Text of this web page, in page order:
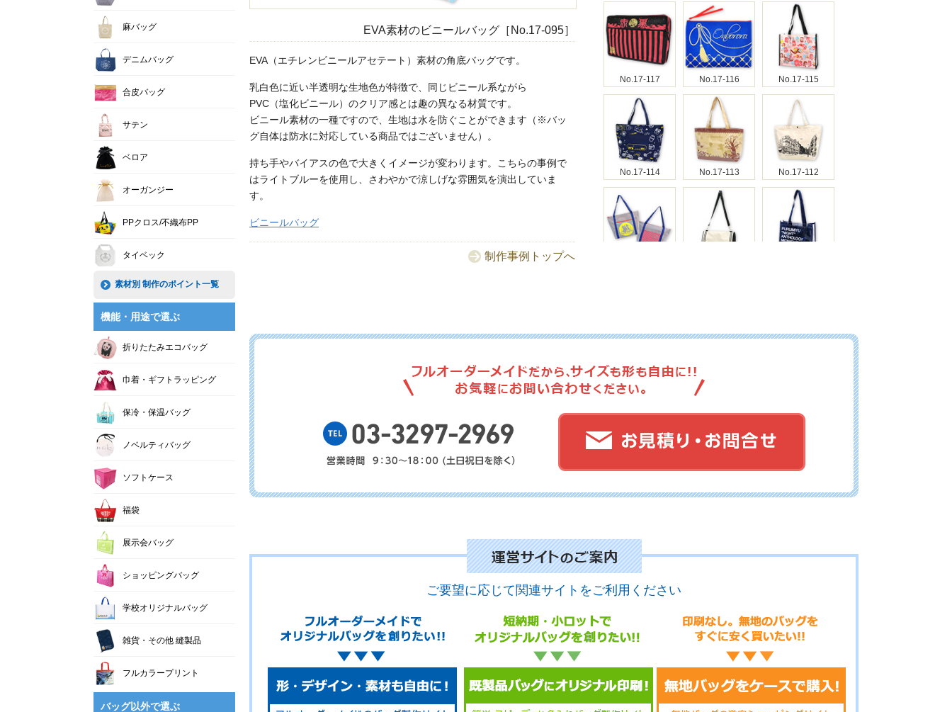
EVA素材のビニールバッグ［No.17-095］
EVA（エチレンビニールアセテート）素材の角底バッグです。
乳白色に近い半透明な生地色が特徴で、同じビニール系ながら
PVC（塩化ビニール）のクリア感とは趣の異なる材質です。
ビニール素材の一種ですので、生地は水を防ぐことができます（※バッ
グ自体は防水に対応している商品ではございません）。
持ち手やバイアスの色で大きくイメージが変わります。こちらの事例で
はライトブルーを使用し、さわやかで涼しげな雰囲気を演出していま
す。
ビニールバッグ
制作事例トップへ
No.17-117 No.17-116 No.17-115
No.17-114 No.17-113 No.17-112
No.17-104 No.17-103
No.17-100
No.17-097 No.17-096 No.17-095
ご要望に応じて関連サイトをご利用ください
麻バッグ
デニムバッグ
合皮バッグ
サテン
ベロア
オーガンジー
PPクロス/不織布PP
タイベック
素材別 制作のポイント一覧
機能・用途で選ぶ
折りたたみエコバッグ
巾着・ギフトラッピング
保冷・保温バッグ
ノベルティバッグ
ソフトケース
福袋
展示会バッグ
ショッピングバッグ
学校オリジナルバッグ
雑貨・その他 縫製品
フルカラープリント
バッグ以外で選ぶ